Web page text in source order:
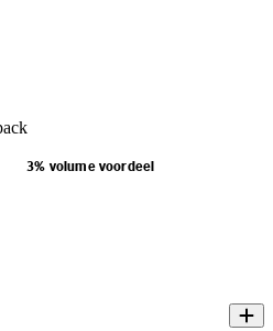
3% volume voordeel